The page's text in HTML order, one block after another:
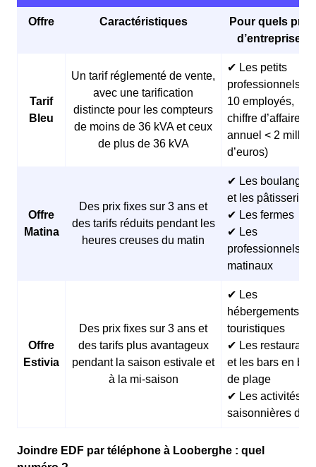
Offre Caractéristiques
Pour quels
d’entreprises
Tarif
Bleu
Un tarif réglementé de vente,
avec une tarification
distincte pour les compteurs
de moins de 36 kVA et ceux
de plus de 36 kVA
✔ Les petits
professionnels (<
10 employés,
chiffre d’affaires
annuel < 2
d’euros)
Offre
Matina
Des prix fixes sur 3 ans et
des tarifs réduits pendant les
heures creuses du matin
✔ Les
et les pâtisseries
✔ Les fermes
✔ Les
professionnels
matinaux
Offre
Estivia
Des prix fixes sur 3 ans et
des tarifs plus avantageux
pendant la saison estivale et
à la mi-saison
✔ Les
hébergements
touristiques
✔ Les restaurants
et les bars en
de plage
✔ Les activités
saisonnières
Joindre EDF par téléphone à Looberghe : quel